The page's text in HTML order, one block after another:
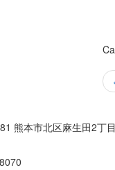
熊本市北区麻生田2丁